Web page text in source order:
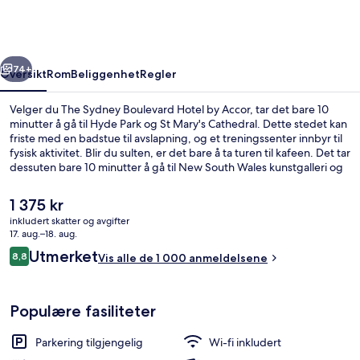
Neste
74+
OversiktRomBeliggenhetRegler
Velger du The Sydney Boulevard Hotel by Accor, tar det bare 10
minutter å gå til Hyde Park og St Mary's Cathedral. Dette stedet kan
friste med en badstue til avslapning, og et treningssenter innbyr til
fysisk aktivitet. Blir du sulten, er det bare å ta turen til kafeen. Det tar
dessuten bare 10 minutter å gå til New South Wales kunstgalleri og
vennlige betjeningen. Du kan gå til kollektivtransport: Det tar 8
minutter å gå til Kings Cross Station og 10 minutter å gå til St. James
Station.
Den
nåværende
prisen
er
1 375 kr
1 375 kr
inkludert skatter og avgifter
17. aug.–18. aug.
Anmeldelser
8,88,8 av 10 –
UtmerketVis alle de 1 000 anmeldelsene
Populære fasiliteter
Parkering tilgjengelig
Wi-fi inkludert